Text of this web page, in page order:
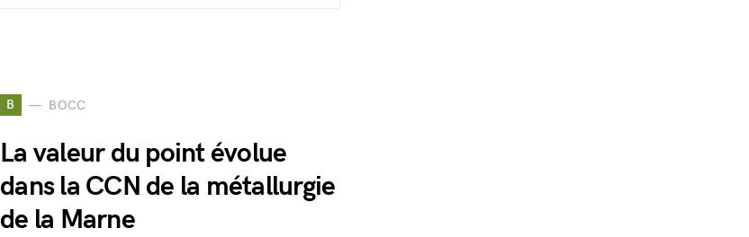
B BOCC
La valeur du point évolue
dans la CCN de la métallurgie
de la Marne